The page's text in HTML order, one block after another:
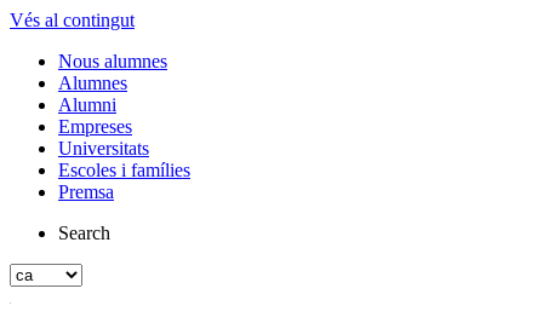
Vés al contingut
Nous alumnes
Alumnes
Alumni
Empreses
Universitats
Escoles i famílies
Premsa
Search